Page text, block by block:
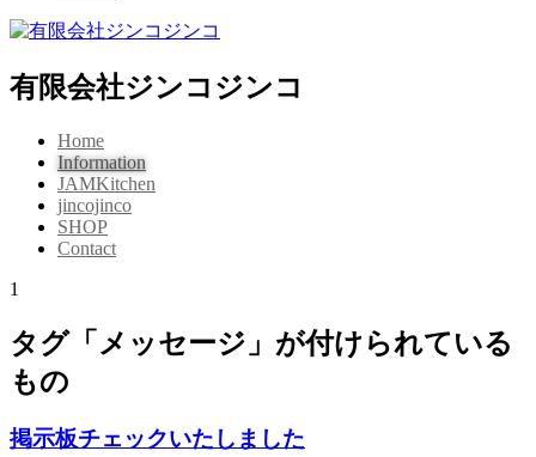
有限会社ジンコジンコ
Home
Information
JAMKitchen
jincojinco
SHOP
Contact
1
タグ「メッセージ」が付けられている
もの
掲示板チェックいたしました